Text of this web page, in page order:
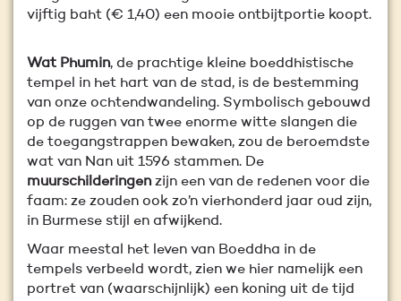
vijftig baht (€ 1,40) een mooie ontbijtportie koopt.
Wat Phumin, de prachtige kleine boeddhistische
tempel in het hart van de stad, is de bestemming
van onze ochtendwandeling. Symbolisch gebouwd
op de ruggen van twee enorme witte slangen die
de toegangstrappen bewaken, zou de beroemdste
wat van Nan uit 1596 stammen. De
muurschilderingenzijn een van de redenen voor die
faam: ze zouden ook zo’n vierhonderd jaar oud zijn,
in Burmese stijl en afwijkend.
Waar meestal het leven van Boeddha in de
tempels verbeeld wordt, zien we hier namelijk een
portret van (waarschijnlijk) een koning uit de tijd